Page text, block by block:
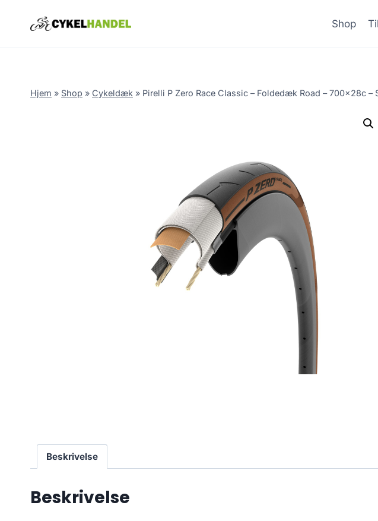
Shop
Hjem » Shop » Cykeldæk » Pirelli P Zero Race Classic – Foldedæk Road – 700x28c –
Beskrivelse
Beskrivelse